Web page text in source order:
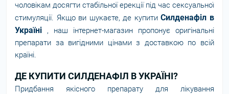
чоловікам досягти стабільної ерекції під час сексуальної
стимуляції. Якщо ви шукаєте, де купитиСилденафіл в
Україні , наш інтернет-магазин пропонує оригінальні
препарати за вигідними цінами з доставкою по всій
країні.
ДЕ КУПИТИ СИЛДЕНАФІЛ В УКРАЇНІ?
Придбання якісного препарату для лікування